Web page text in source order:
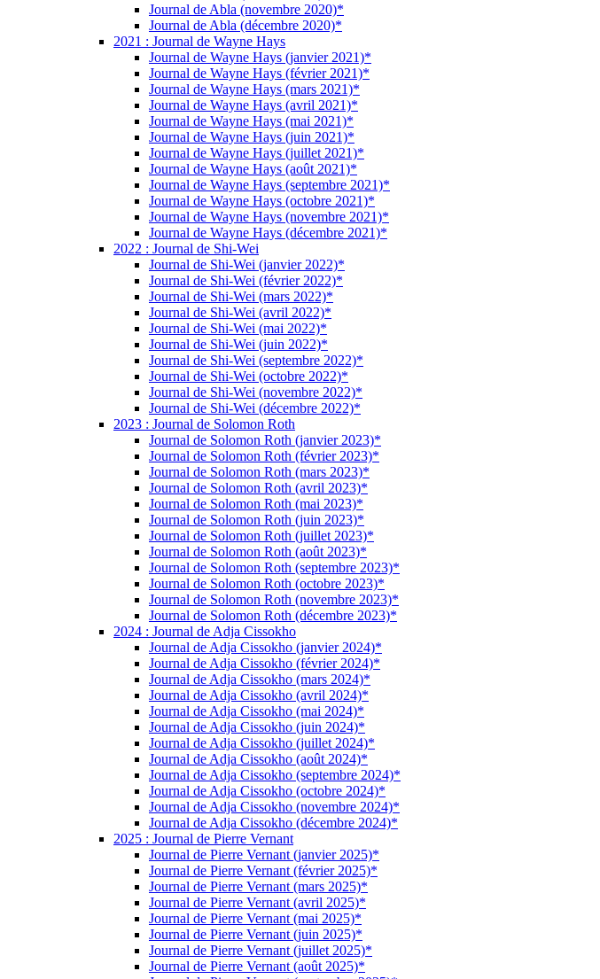
Journal de Abla (novembre 2020)*
Journal de Abla (décembre 2020)*
2021 : Journal de Wayne Hays
Journal de Wayne Hays (janvier 2021)*
Journal de Wayne Hays (février 2021)*
Journal de Wayne Hays (mars 2021)*
Journal de Wayne Hays (avril 2021)*
Journal de Wayne Hays (mai 2021)*
Journal de Wayne Hays (juin 2021)*
Journal de Wayne Hays (juillet 2021)*
Journal de Wayne Hays (août 2021)*
Journal de Wayne Hays (septembre 2021)*
Journal de Wayne Hays (octobre 2021)*
Journal de Wayne Hays (novembre 2021)*
Journal de Wayne Hays (décembre 2021)*
2022 : Journal de Shi-Wei
Journal de Shi-Wei (janvier 2022)*
Journal de Shi-Wei (février 2022)*
Journal de Shi-Wei (mars 2022)*
Journal de Shi-Wei (avril 2022)*
Journal de Shi-Wei (mai 2022)*
Journal de Shi-Wei (juin 2022)*
Journal de Shi-Wei (septembre 2022)*
Journal de Shi-Wei (octobre 2022)*
Journal de Shi-Wei (novembre 2022)*
Journal de Shi-Wei (décembre 2022)*
2023 : Journal de Solomon Roth
Journal de Solomon Roth (janvier 2023)*
Journal de Solomon Roth (février 2023)*
Journal de Solomon Roth (mars 2023)*
Journal de Solomon Roth (avril 2023)*
Journal de Solomon Roth (mai 2023)*
Journal de Solomon Roth (juin 2023)*
Journal de Solomon Roth (juillet 2023)*
Journal de Solomon Roth (août 2023)*
Journal de Solomon Roth (septembre 2023)*
Journal de Solomon Roth (octobre 2023)*
Journal de Solomon Roth (novembre 2023)*
Journal de Solomon Roth (décembre 2023)*
2024 : Journal de Adja Cissokho
Journal de Adja Cissokho (janvier 2024)*
Journal de Adja Cissokho (février 2024)*
Journal de Adja Cissokho (mars 2024)*
Journal de Adja Cissokho (avril 2024)*
Journal de Adja Cissokho (mai 2024)*
Journal de Adja Cissokho (juin 2024)*
Journal de Adja Cissokho (juillet 2024)*
Journal de Adja Cissokho (août 2024)*
Journal de Adja Cissokho (septembre 2024)*
Journal de Adja Cissokho (octobre 2024)*
Journal de Adja Cissokho (novembre 2024)*
Journal de Adja Cissokho (décembre 2024)*
2025 : Journal de Pierre Vernant
Journal de Pierre Vernant (janvier 2025)*
Journal de Pierre Vernant (février 2025)*
Journal de Pierre Vernant (mars 2025)*
Journal de Pierre Vernant (avril 2025)*
Journal de Pierre Vernant (mai 2025)*
Journal de Pierre Vernant (juin 2025)*
Journal de Pierre Vernant (juillet 2025)*
Journal de Pierre Vernant (août 2025)*